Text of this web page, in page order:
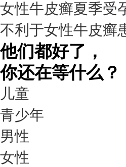
疗效满意
98%
我要咨询
擅长： 王艳琼 门诊主任 专家介绍：毕业于川北
女性牛皮癣夏季受
不利于女性牛皮癣
他们都好了，
你还在等什么？
儿童
青少年
男性
女性